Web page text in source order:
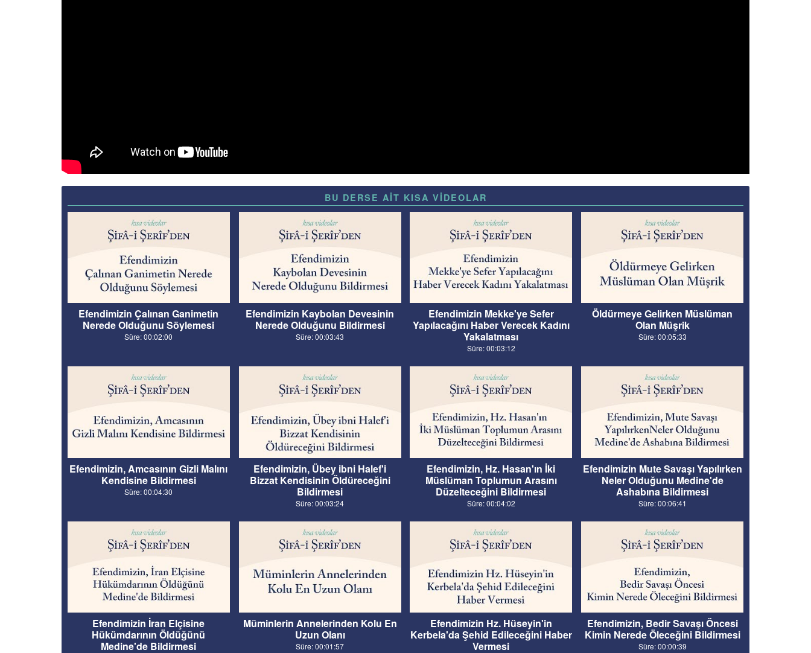
BU DERSE AİT KISA VİDEOLAR
Efendimizin Çalınan Ganimetin
Nerede Olduğunu Söylemesi
Süre: 00:02:00
Efendimizin Kaybolan Devesinin
Nerede Olduğunu Bildirmesi
Süre: 00:03:43
Efendimizin Mekke'ye Sefer
Yapılacağını Haber Verecek Kadını
Yakalatması
Süre: 00:03:12
Öldürmeye Gelirken Müslüman
Olan Müşrik
Süre: 00:05:33
Efendimizin, Amcasının Gizli Malını
Kendisine Bildirmesi
Süre: 00:04:30
Efendimizin, Übey ibni Halef'i
Bizzat Kendisinin Öldüreceğini
Bildirmesi
Süre: 00:03:24
Efendimizin, Hz. Hasan'ın İki
Müslüman Toplumun Arasını
Düzelteceğini Bildirmesi
Süre: 00:04:02
Efendimizin Mute Savaşı Yapılırken
Neler Olduğunu Medine'de
Ashabına Bildirmesi
Süre: 00:06:41
Efendimizin İran Elçisine
Hükümdarının Öldüğünü
Medine'de Bildirmesi
Müminlerin Annelerinden Kolu En
Uzun Olanı
Süre: 00:01:57
Efendimizin Hz. Hüseyin'in
Kerbela'da Şehid Edileceğini Haber
Vermesi
Efendimizin, Bedir Savaşı Öncesi
Kimin Nerede Öleceğini Bildirmesi
Süre: 00:00:39